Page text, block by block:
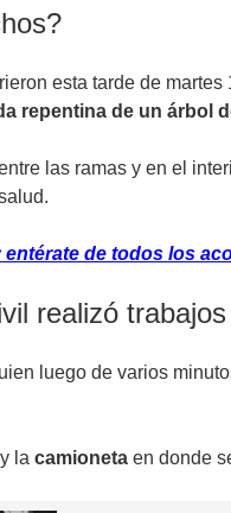
esta tarde de
repentina de un árbol
las ramas y en el
de todos los
realizó
luego de varios
la camioneta en donde